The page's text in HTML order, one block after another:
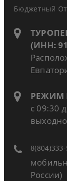
Бюджетный
(ИНН:
РЕЖИМ
с 09:30
России)